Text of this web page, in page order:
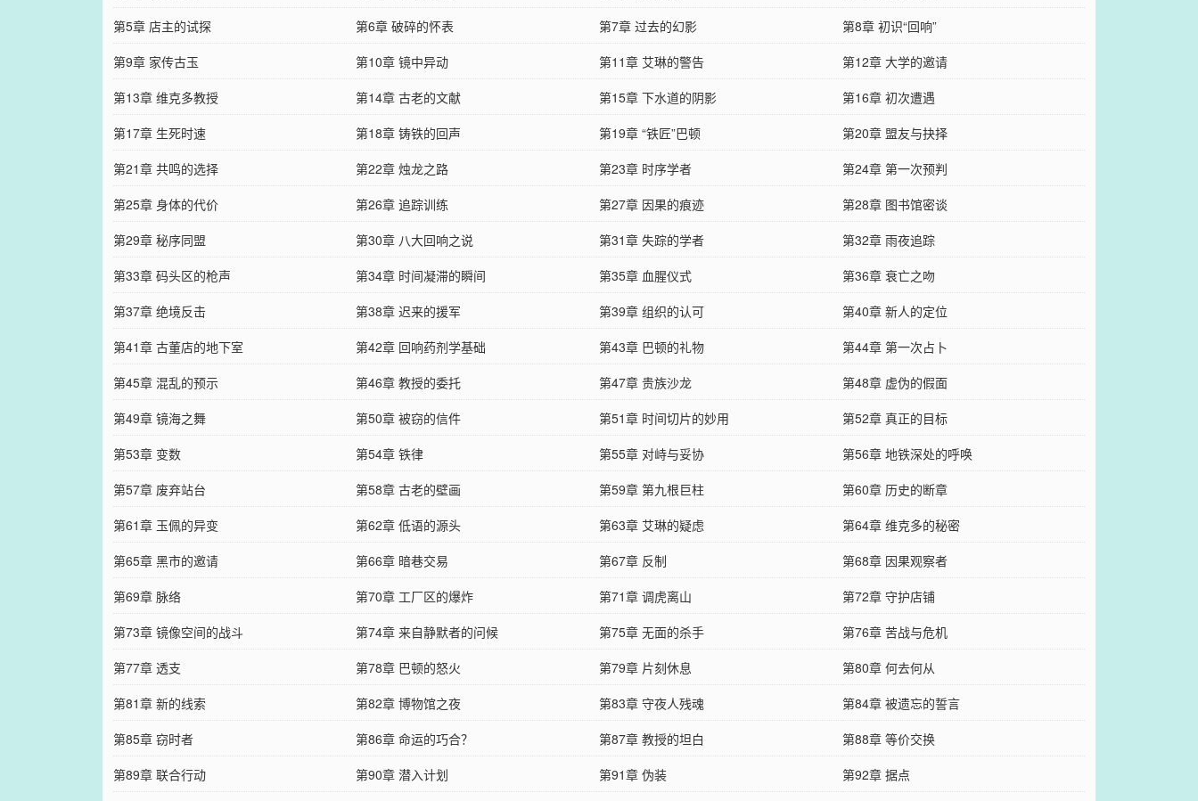
第5章 店主的试探
第6章 破碎的怀表 第7章 过去的幻影
第8章 初识“回响”
第9章 家传古玉
第10章 镜中异动 第11章 艾琳的警告
第12章 大学的邀请
第13章 维克多教授
第14章 古老的文献 第15章 下水道的阴影
第16章 初次遭遇
第17章 生死时速
第18章 铸铁的回声 第19章 “铁匠”巴顿
第20章 盟友与抉择
第21章 共鸣的选择
第22章 烛龙之路 第23章 时序学者
第24章 第一次预判
第25章 身体的代价
第26章 追踪训练 第27章 因果的痕迹
第28章 图书馆密谈
第29章 秘序同盟
第30章 八大回响之说 第31章 失踪的学者
第32章 雨夜追踪
第33章 码头区的枪声
第34章 时间凝滞的瞬间 第35章 血腥仪式
第36章 衰亡之吻
第37章 绝境反击
第38章 迟来的援军 第39章 组织的认可
第40章 新人的定位
第41章 古董店的地下室
第42章 回响药剂学基础 第43章 巴顿的礼物
第44章 第一次占卜
第45章 混乱的预示
第46章 教授的委托 第47章 贵族沙龙
第48章 虚伪的假面
第49章 镜海之舞
第50章 被窃的信件 第51章 时间切片的妙用
第52章 真正的目标
第53章 变数
第54章 铁律 第55章 对峙与妥协
第56章 地铁深处的呼唤
第57章 废弃站台
第58章 古老的壁画 第59章 第九根巨柱
第60章 历史的断章
第61章 玉佩的异变
第62章 低语的源头 第63章 艾琳的疑虑
第64章 维克多的秘密
第65章 黑市的邀请
第66章 暗巷交易 第67章 反制
第68章 因果观察者
第69章 脉络
第70章 工厂区的爆炸 第71章 调虎离山
第72章 守护店铺
第73章 镜像空间的战斗
第74章 来自静默者的问候 第75章 无面的杀手
第76章 苦战与危机
第77章 透支
第78章 巴顿的怒火 第79章 片刻休息
第80章 何去何从
第81章 新的线索
第82章 博物馆之夜 第83章 守夜人残魂
第84章 被遗忘的誓言
第85章 窃时者
第86章 命运的巧合？ 第87章 教授的坦白
第88章 等价交换
第89章 联合行动
第90章 潜入计划 第91章 伪装
第92章 据点